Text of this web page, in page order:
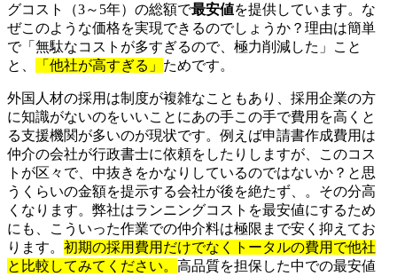
グコスト（3～5年）の総額で最安値を提供しています。な
ぜこのような価格を実現できるのでしょうか？理由は簡単
で「無駄なコストが多すぎるので、極力削減した」こと
と、
「他社が高すぎる」 ためです。
外国人材の採用は制度が複雑なこともあり、採用企業の方
に知識がないのをいいことにあの手この手で費用を高くと
る支援機関が多いのが現状です。例えば申請書作成費用は
仲介の会社が行政書士に依頼をしたりしますが、このコス
トが区々で、中抜きをかなりしているのではないか？と思
うくらいの金額を提示する会社が後を絶たず、。その分高
くなります。弊社はランニングコストを最安値にするため
にも、こういった作業での仲介料は極限まで安く抑えてお
ります。 初期の採用費用だけでなくトータルの費用で他社
と比較してみてください。 高品質を担保した中での最安値